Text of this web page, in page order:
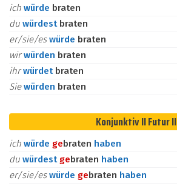
ich würde braten
du würdest braten
er/sie/eswürde braten
wirwürden braten
ihrwürdet braten
Siewürden braten
Konjunktiv II Futur II
ich würde gebraten haben
du würdest gebraten haben
er/sie/eswürde gebraten haben